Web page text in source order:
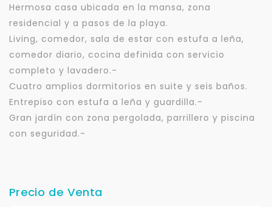
Hermosa casa ubicada en la mansa, zona
residencial y a pasos de la playa.
Living, comedor, sala de estar con estufa a leña,
comedor diario, cocina definida con servicio
completo y lavadero.-
Cuatro amplios dormitorios en suite y seis baños.
Entrepiso con estufa a leña y guardilla.-
Gran jardín con zona pergolada, parrillero y piscina
con seguridad.-
Precio de Venta